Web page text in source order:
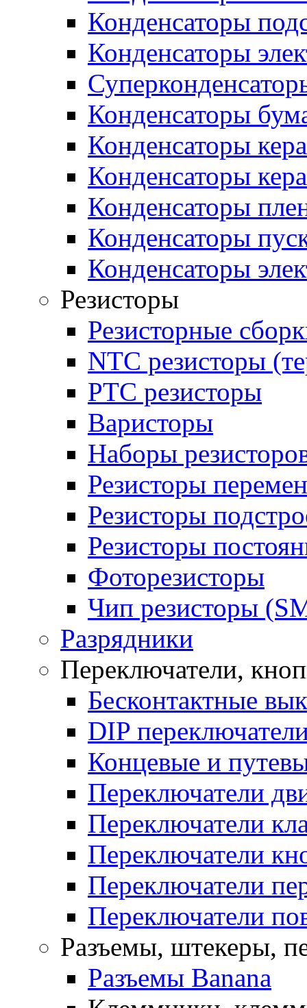
Конденсаторы
Конденсаторы
Конденсаторы
Конденсаторы
Конденсаторы
Конденсаторы
Конденсаторы
Конденсаторы
Резисторы
Резисторные
NTC резисторы
PTC резисторы
Варисторы
Наборы
Резисторы
Резисторы
Резисторы
Фоторезисторы
Чип резисторы
Разрядники
Переключатели,
Бесконтактные
DIP
Концевые и
Переключатели
Переключатели
Переключатели
Переключатели
Переключатели
Разъемы, штекеры,
Разъемы Banana